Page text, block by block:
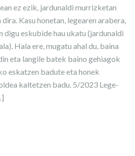
ez ezik, jardunaldi murrizketan
Kasu honetan, legearen arabera,
digu eskubide hau ukatu (jardunaldi
Hala ere, mugatu ahal du, baina
eta langile batek baino gehiagok
eskatzen badute eta honek
kaltetzen badu. 5/2023 Lege-